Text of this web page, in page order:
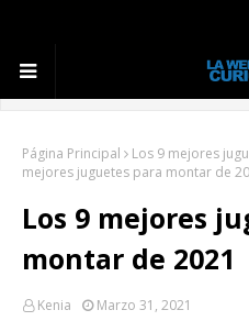
Página Principal Los 9 mejores
mejores juguetes para montar de
Los 9 mejores
montar de 2021
Kenia Marzo 31, 2021